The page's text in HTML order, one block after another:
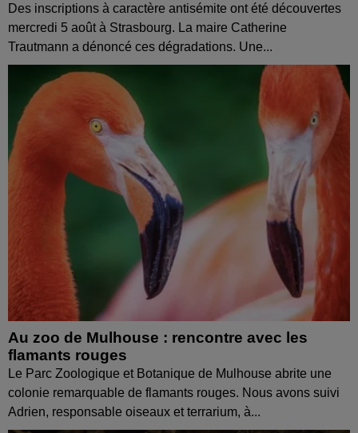
Des inscriptions à caractère antisémite ont été découvertes
mercredi 5 août à Strasbourg. La maire Catherine
Trautmann a dénoncé ces dégradations. Une...
Au zoo de Mulhouse : rencontre avec les
flamants rouges
Le Parc Zoologique et Botanique de Mulhouse abrite une
colonie remarquable de flamants rouges. Nous avons suivi
Adrien, responsable oiseaux et terrarium, à...